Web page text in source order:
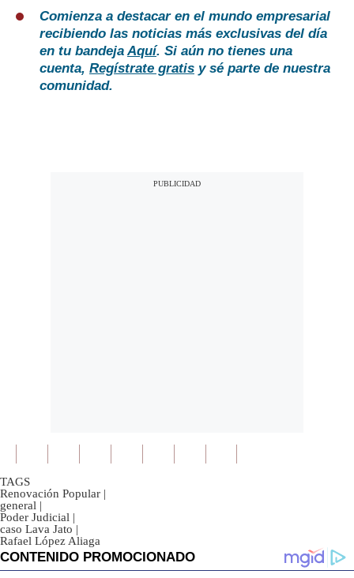
Comienza a destacar en el mundo empresarial
recibiendo las noticias más exclusivas del día
en tu bandejaAquí. Si aún no tienes una
cuenta, Regístrate gratis y sé parte de nuestra
comunidad.
TAGS
Renovación Popular |
general |
Poder Judicial |
caso Lava Jato |
Rafael López Aliaga